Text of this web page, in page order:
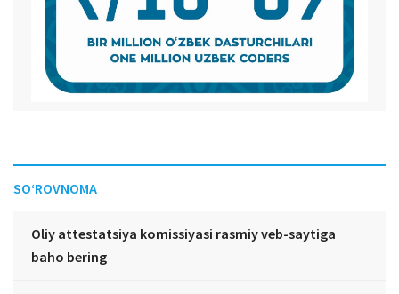
SO‘ROVNOMA
Oliy attestatsiya komissiyasi rasmiy veb-saytiga
baho bering